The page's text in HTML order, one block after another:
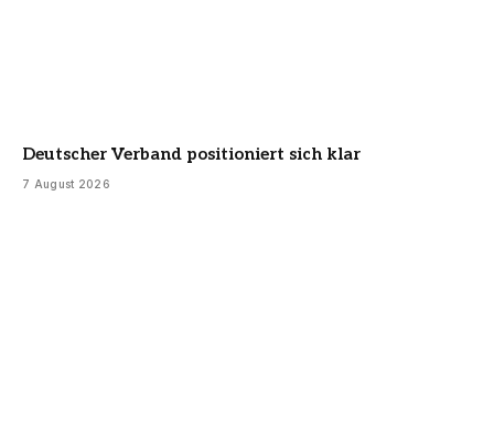
Deutscher Verband positioniert sich klar
7 August 2026